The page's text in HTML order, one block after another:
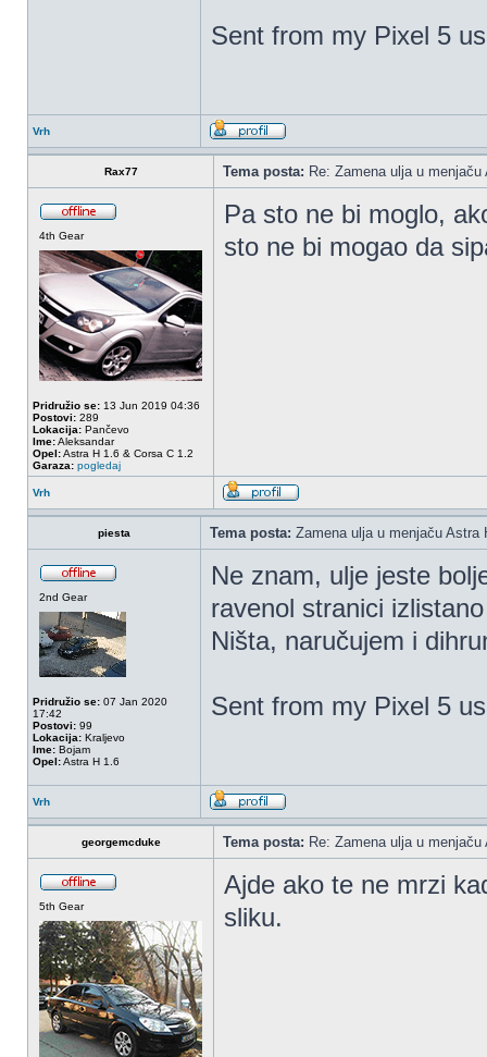
Sent from my Pixel 5
Vrh
Rax77 Tema posta: Re: Zamena ulja u menjaču
4th Gear
Pridružio se: 13 Jun 2019 04:36
Postovi: 289
Lokacija: Pančevo
Ime:Aleksandar
Opel:Astra H 1.6 & Corsa C 1.2
Garaza: pogledaj
Pa sto ne bi moglo,
sto ne bi mogao da
Vrh
piesta Tema posta: Zamena ulja u menjaču Astra
2nd Gear
Pridružio se: 07 Jan 2020
17:42
Postovi: 99
Lokacija: Kraljevo
Ime: Bojam
Opel:Astra H 1.6
Ne znam, ulje jeste
ravenol stranici
Ništa, naručujem i
Sent from my Pixel 5
Vrh
georgemcduke Tema posta: Re: Zamena ulja u menjaču
5th Gear
Ajde ako te ne mrzi
sliku.